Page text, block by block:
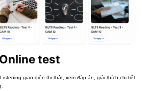
test
giao diện thi thật, xem đáp án, giải thích chi tiết